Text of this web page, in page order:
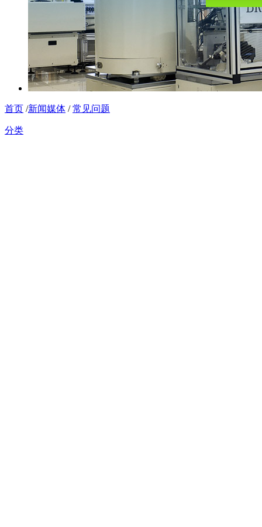
首页 /新闻媒体 /常见问题
分类